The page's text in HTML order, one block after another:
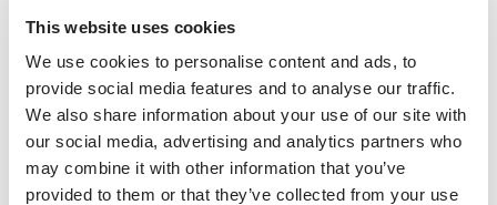
This website uses cookies
We use cookies to personalise content and ads, to
provide social media features and to analyse our traffic.
We also share information about your use of our site with
our social media, advertising and analytics partners who
may combine it with other information that you’ve
provided to them or that they’ve collected from your use
留学での学習目標は、学生によって異なりま
が目標達成に向けた計画作りをお手伝いし、
ステップごとにサポートします。
個別相談の予約